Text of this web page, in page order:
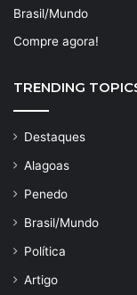
Brasil/Mundo
Compre agora!
TRENDING
Destaques
Alagoas
Penedo
Brasil/Mundo
Política
Artigo